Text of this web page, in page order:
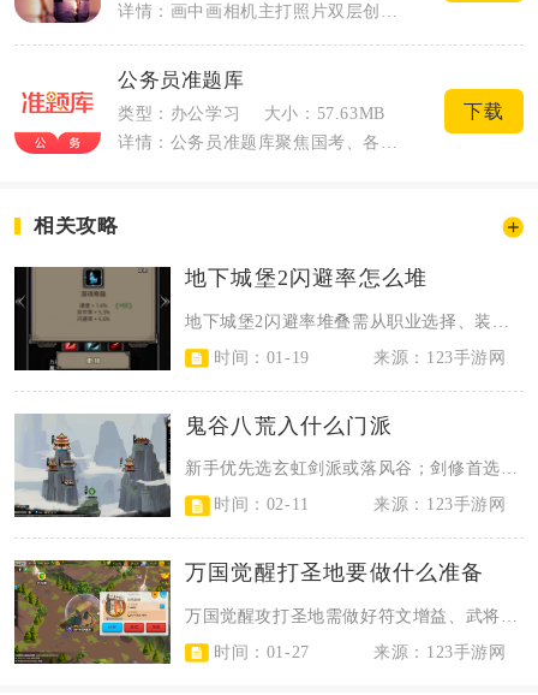
公务员准题库
类型：办公学习
大小：57.63MB
下载
相关攻略
地下城堡2闪避率怎么堆
时间：01-19
来源：123手游网
鬼谷八荒入什么门派
新手优先选玄虹剑派或落风谷；剑修首选玄虹剑派，风系/灵活玩法选落风谷，火法选...
时间：02-11
来源：123手游网
万国觉醒打圣地要做什么准备
时间：01-27
来源：123手游网